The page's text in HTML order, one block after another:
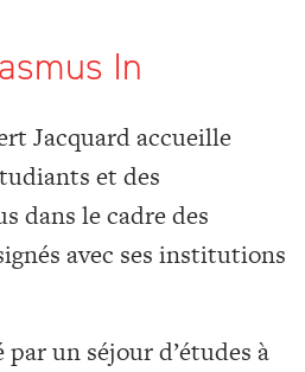
In
Jacquard accueille
et des
dans le cadre des
avec ses institutions
un séjour d’études à